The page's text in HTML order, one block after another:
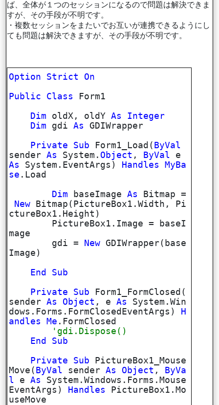
ば、全体が１つのセッションになるので問題は解決できま
すが、その手段が不明です。
・複数セッションをまたいでお互いが連携できるようにし
ても問題は解決できますが、その手段が不明です。
Option Strict
On
Public
Class
Form1
Dim oldX, oldYAs
Integer
Dim gdiAs
GDIWrapper
Private
Sub Form1_Load( ByVal
senderAs System. Object , ByVal e
As
System.EventArgs) Handles
MyBa
se .Load
Dim baseImageAs
Bitmap =
New Bitmap(PictureBox1.Width, Pi
ctureBox1.Height)
PictureBox1.Image = baseI
mage
gdi =
New GDIWrapper(base
Image)
End
Sub
Private
Sub Form1_FormClosed(
senderAs Object , eAs
System.Win
dows.Forms.FormClosedEventArgs)
H
andles
Me .FormClosed
'gdi.Dispose()
End
Sub
Private
Sub PictureBox1_Mouse
Move( ByVal senderAs Object ,
ByVa
l eAs
System.Windows.Forms.Mouse
EventArgs)
Handles
PictureBox1.Mo
useMove